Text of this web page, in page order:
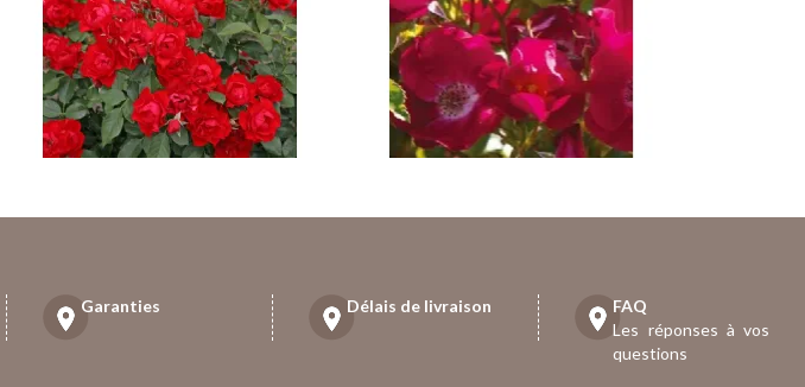
Garanties Délais de livraison
FAQ
Les réponses à vos
questions